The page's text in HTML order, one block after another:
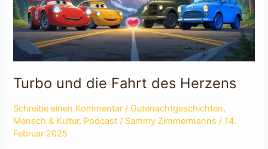
Turbo und die Fahrt des Herzens
Schreibe einen Kommentar / Gutenachtgeschichten,
Mensch & Kultur, Podcast / Sammy Zimmermanns/ 14.
Februar 2025